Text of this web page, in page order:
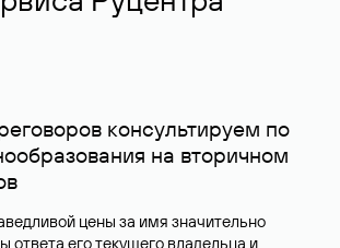
консультируем по
на вторичном
цены за имя значительно
ответа его текущего владельца и